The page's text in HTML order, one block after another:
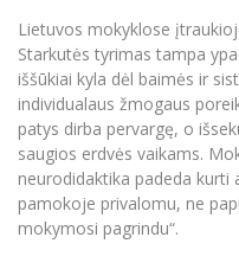
Lietuvos mokyklose
Starkutės tyrimas tampa
iššūkiai kyla dėl baimės ir
individualaus žmogaus
patys dirba pervargę, o
saugios erdvės vaikams.
neurodidaktika padeda kurti
pamokoje privalomu, ne
mokymosi pagrindu“.